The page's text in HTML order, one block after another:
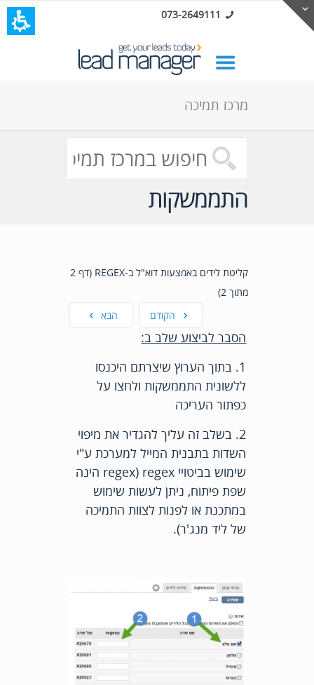
073-2649111
מרכז תמיכה
התממשקות
קליטת לידים באמצעות דוא"ל ב-REGEX (דף 2
מתוך 2)
הקודם
הבא
הסבר לביצוע שלב ב:
1. בתוך הערוץ שיצרתם היכנסו
ללשונית התממשקות ולחצו על
כפתור העריכה
2. בשלב זה עליך להגדיר את מיפוי
השדות בתבנית המייל למערכת ע"י
שימוש בביטויי regex) regex הינה
שפת פיתוח, ניתן לעשות שימוש
במתכנת או לפנות לצוות התמיכה
של ליד מנג'ר).